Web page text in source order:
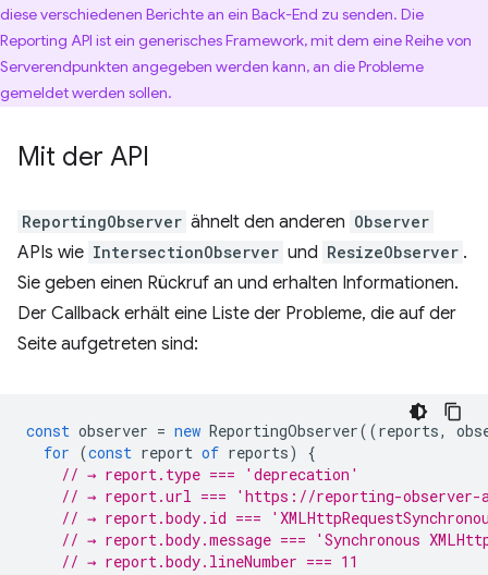
diese verschiedenen Berichte an ein Back-End zu senden. Die
Reporting API ist ein generisches Framework, mit dem eine Reihe von
Serverendpunkten angegeben werden kann, an die Probleme
gemeldet werden sollen.
Mit der API
ReportingObserver ähnelt den anderen Observer
APIs wie IntersectionObserver und ResizeObserver .
Sie geben einen Rückruf an und erhalten Informationen.
Der Callback erhält eine Liste der Probleme, die auf der
Seite aufgetreten sind:
const observer = new ReportingObserver((reports,
for (const report of reports)
{
// → report.type === 'deprecation'
// → report.url === 'https://reporting-observer-
// → report.body.id ===
// → report.body.message === 'Synchronous
// → report.body.lineNumber === 11